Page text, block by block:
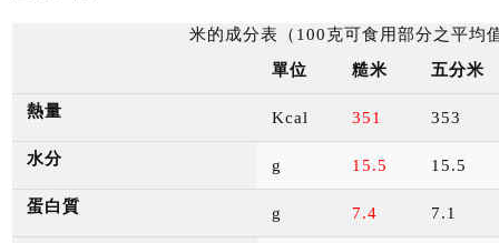
米的成分表（ 100克可食用部分之平均
單位
糙米 五分米
熱量 Kcal 351 353
水分 g 15.5 15.5
蛋白質 g 7.4 7.1